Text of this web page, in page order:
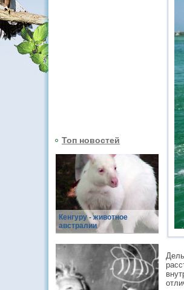
Топ новостей
Кенгуру - животное
австралии